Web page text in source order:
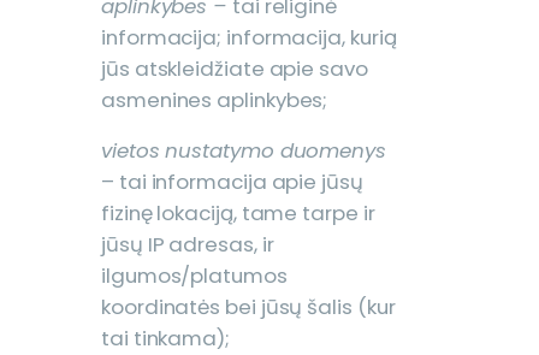
informacija; informacija, kurią
jūs atskleidžiate apie savo
asmenines aplinkybes;
vietos nustatymo duomenys
– tai informacija apie jūsų
fizinę lokaciją, tame tarpe ir
jūsų IP adresas, ir
ilgumos/platumos
koordinatės bei jūsų šalis (kur
tai tinkama);